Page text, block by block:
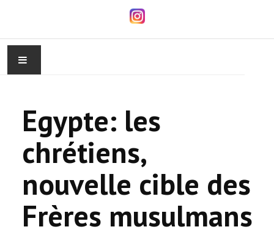
ACTUALITÉ
COMMUNAUTÉ
EVÉNEMENTS
🔔 ELECTIONS 2026 🗳️
Egypte: les
chrétiens,
nouvelle cible des
Frères musulmans